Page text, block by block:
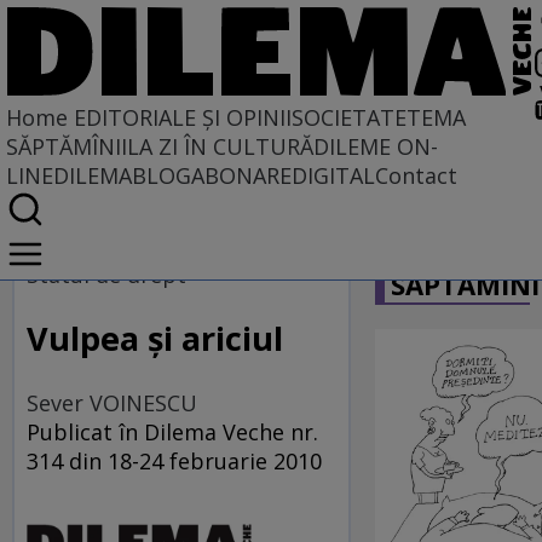
Home EDITORIALE ȘI OPINIISOCIETATETEMA
SĂPTĂMÎNIILA ZI ÎN CULTURĂDILEME ON-
LINEDILEMABLOGABONAREDIGITALContact
Home
EDITORIALE ȘI OPINII
PE CE LUME TRĂIM
Statul de drept
Vulpea şi ariciul
Sever VOINESCU
Publicat în Dilema Veche nr.
314 din 18-24 februarie 2010